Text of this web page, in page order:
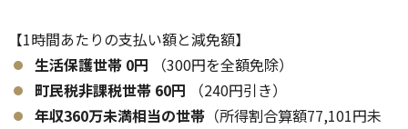
【1時間あたりの支払い額と減免額】
生活保護世帯 0円 （300円を全額免除）
町民税非課税世帯 60円 （240円引き）
年収360万未満相当の世帯 （所得割合算額77,101円未